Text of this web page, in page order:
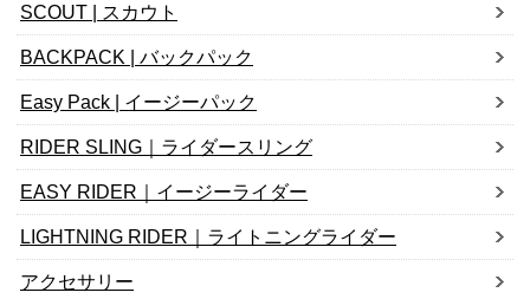
SCOUT | スカウト
BACKPACK | バックパック
Easy Pack | イージーパック
RIDER SLING｜ライダースリング
EASY RIDER｜イージーライダー
LIGHTNING RIDER｜ライトニングライダー
アクセサリー